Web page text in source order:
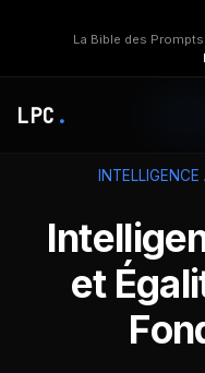
La Bible des
LPC .
et